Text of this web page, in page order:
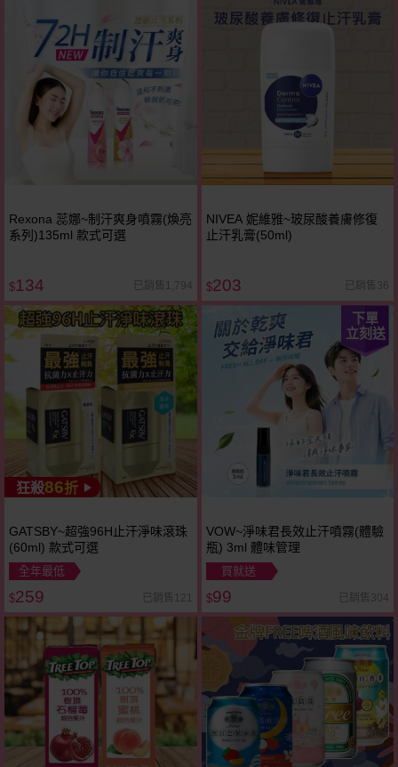
Rexona 蕊娜~制汗爽身噴霧(煥亮
系列)135ml 款式可選
$134 已銷售1,794
NIVEA 妮維雅~玻尿酸養膚修復
止汗乳膏(50ml)
$203 已銷售36
狂殺86折
GATSBY~超強96H止汗淨味滾珠
(60ml) 款式可選
全年最低
$259 已銷售121
下單
立刻送
VOW~淨味君長效止汗噴霧(體驗
瓶) 3ml 體味管理
買就送
$99 已銷售304